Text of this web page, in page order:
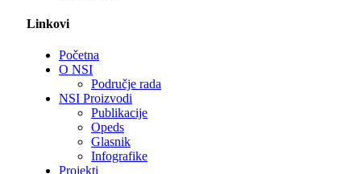
Linkovi
Početna
O NSI
Područje rada
NSI Proizvodi
Publikacije
Opeds
Glasnik
Infografike
Projekti